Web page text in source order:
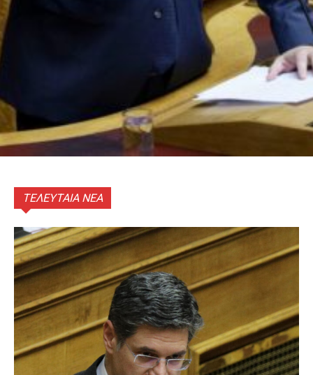
ΤΕΛΕΥΤΑΙΑ ΝΕΑ